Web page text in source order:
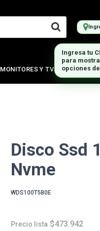
MONITORES Y TVS
Disco Ssd
Nvme
WDS100T5B0E
Precio lista $473.942
Ingresa tu
para
opciones